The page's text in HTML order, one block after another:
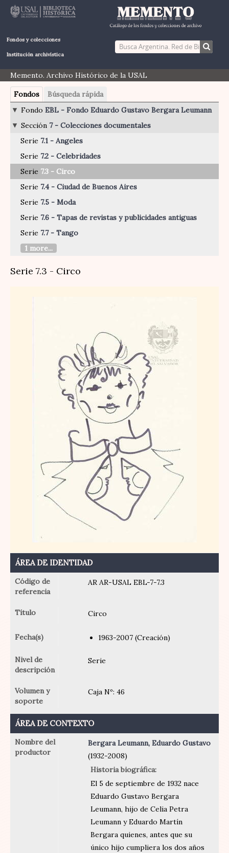
Fondos y colecciones
Institución archivística
Memento. Archivo Histórico de la USAL
Fondos
Búsqueda rápida
Fondo EBL - Fondo Eduardo Gustavo Bergara Leumann
Sección 7 - Colecciones documentales
Serie 7.1 - Angeles
Serie 7.2 - Celebridades
Serie 7.3 - Circo
Serie 7.4 - Ciudad de Buenos Aires
Serie 7.5 - Moda
Serie 7.6 - Tapas de revistas y publicidades antiguas
Serie 7.7 - Tango
1 more...
Serie 7.3 - Circo
ÁREA DE IDENTIDAD
Código de
referencia
AR AR-USAL EBL-7-7.3
Título Circo
Fecha(s) 1963-2007 (Creación)
Nivel de
descripción
Serie
Volumen y
soporte
Caja Nº: 46
ÁREA DE CONTEXTO
Nombre del
productor
Bergara Leumann, Eduardo Gustavo
(1932-2008)
Historia biográfica
El 5 de septiembre de 1932 nace
Eduardo Gustavo Bergara
Leumann, hijo de Celia Petra
Leumann y Eduardo Martín
Bergara quienes, antes que su
único hijo cumpliera los dos años